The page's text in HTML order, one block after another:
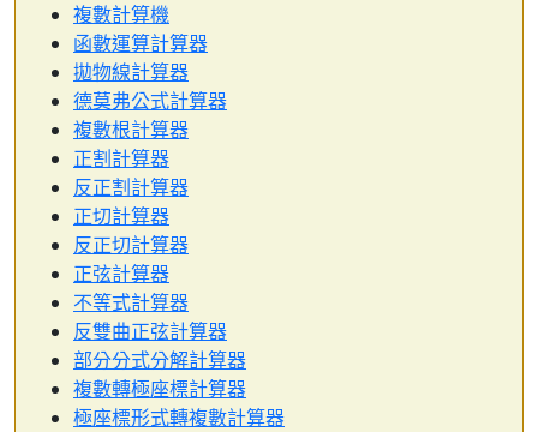
複數計算機
函數運算計算器
拋物線計算器
德莫弗公式計算器
複數根計算器
正割計算器
反正割計算器
正切計算器
反正切計算器
正弦計算器
不等式計算器
反雙曲正弦計算器
部分分式分解計算器
複數轉極座標計算器
極座標形式轉複數計算器